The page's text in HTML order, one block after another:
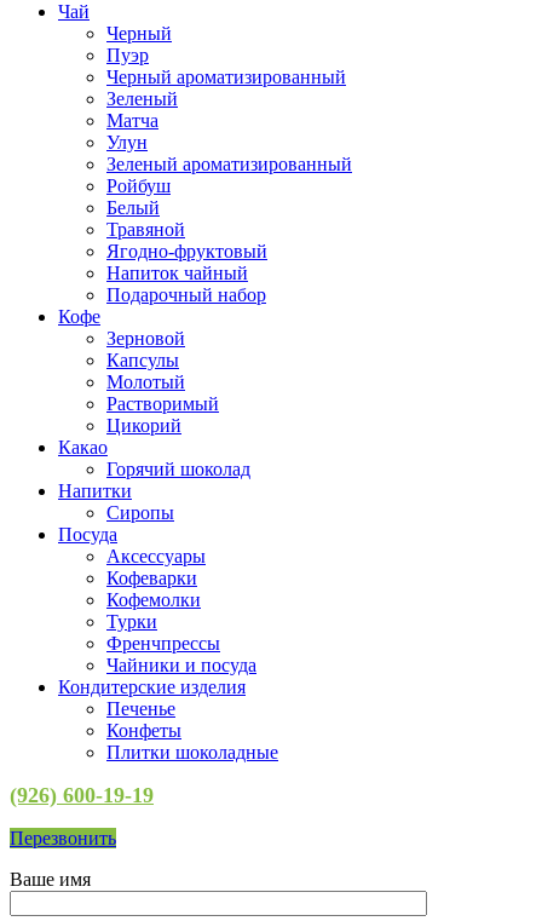
Чай
Черный
Пуэр
Черный ароматизированный
Зеленый
Матча
Улун
Зеленый ароматизированный
Ройбуш
Белый
Травяной
Ягодно-фруктовый
Напиток чайный
Подарочный набор
Кофе
Зерновой
Капсулы
Молотый
Растворимый
Цикорий
Какао
Горячий шоколад
Напитки
Сиропы
Посуда
Аксессуары
Кофеварки
Кофемолки
Турки
Френчпрессы
Чайники и посуда
Кондитерские изделия
Печенье
Конфеты
Плитки шоколадные
(926) 600-19-19
Перезвонить
Ваше имя